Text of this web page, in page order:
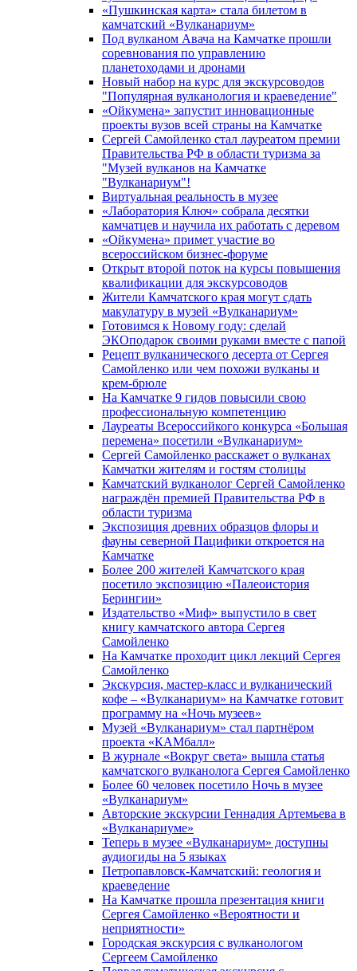
«Пушкинская карта» стала билетом в
камчатский «Вулканариум»
Под вулканом Авача на Камчатке прошли
соревнования по управлению
планетоходами и дронами
Новый набор на курс для экскурсоводов
"Популярная вулканология и краеведение"
«Ойкумена» запустит инновационные
проекты вузов всей страны на Камчатке
Сергей Самойленко стал лауреатом премии
Правительства РФ в области туризма за
"Музей вулканов на Камчатке
"Вулканариум"!
Виртуальная реальность в музее
«Лаборатория Ключ» собрала десятки
камчатцев и научила их работать с деревом
«Ойкумена» примет участие во
всероссийском бизнес-форуме
Открыт второй поток на курсы повышения
квалификации для экскурсоводов
Жители Камчатского края могут сдать
макулатуру в музей «Вулканариум»
Готовимся к Новому году: сделай
ЭКОподарок своими руками вместе с папой
Рецепт вулканического десерта от Сергея
Самойленко или чем похожи вулканы и
крем-брюле
На Камчатке 9 гидов повысили свою
профессиональную компетенцию
Лауреаты Всероссийкого конкурса «Большая
перемена» посетили «Вулканариум»
Сергей Самойленко расскажет о вулканах
Камчатки жителям и гостям столицы
Камчатский вулканолог Сергей Самойленко
награждён премией Правительства РФ в
области туризма
Экспозиция древних образцов флоры и
фауны северной Пацифики откроется на
Камчатке
Более 200 жителей Камчатского края
посетило экспозицию «Палеоистория
Берингии»
Издательство «Миф» выпустило в свет
книгу камчатского автора Сергея
Самойленко
На Камчатке проходит цикл лекций Сергея
Самойленко
Экскурсия, мастер-класс и вулканический
кофе – «Вулканариум» на Камчатке готовит
программу на «Ночь музеев»
Музей «Вулканариум» стал партнёром
проекта «КАМбалл»
В журнале «Вокруг света» вышла статья
камчатского вулканолога Сергея Самойленко
Более 60 человек посетило Ночь в музее
«Вулканариум»
Авторские экскурсии Геннадия Артемьева в
«Вулканариуме»
Теперь в музее «Вулканариум» доступны
аудиогиды на 5 языках
Петропавловск-Камчатский: геология и
краеведение
На Камчатке прошла презентация книги
Сергея Самойленко «Вероятности и
неприятности»
Городская экскурсия с вулканологом
Сергеем Самойленко